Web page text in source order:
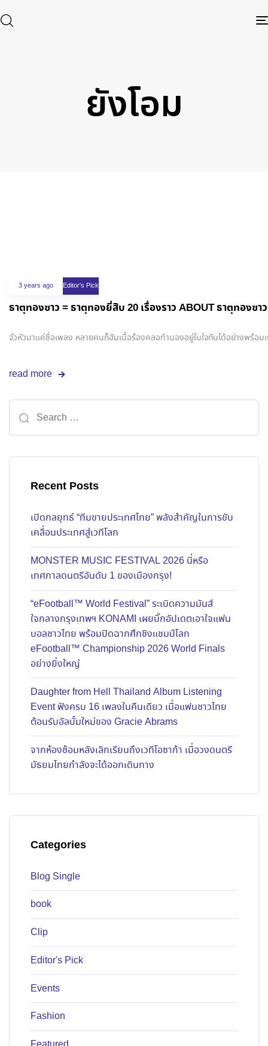
ยังโอม
3 years ago Editor's Pick
ธาตุทองซาว = ธาตุทองยี่สิบ 20 เรื่องราว ABOUT ธาตุทองซา
จั่วหัวมาแค่ชื่อเพลง หลายคนก็ฮัมเนื้อร้องคลอทำนองอยู่ในใจกันได้อย่างพร้อ
read more
Recent Posts
เปิดกลยุทธ์ “ทีมขายประเทศไทย” พลังสำคัญในการขับ
เคลื่อนประเทศสู่เวทีโลก
MONSTER MUSIC FESTIVAL 2026 นี่หรือ
เทศกาลดนตรีอันดับ 1 ของเมืองกรุง!
“eFootball™ World Festival” ระเบิดความมันส์
ใจกลางกรุงเทพฯ KONAMI เผยบิ๊กอัปเดตเอาใจแฟน
บอลชาวไทย พร้อมปิดฉากศึกชิงแชมป์โลก
eFootball™ Championship 2026 World Finals
อย่างยิ่งใหญ่
Daughter from Hell Thailand Album Listening
Event ฟังครบ 16 เพลงในคืนเดียว เมื่อแฟนชาวไทย
ต้อนรับอัลบั้มใหม่ของ Gracie Abrams
จากห้องซ้อมหลังเลิกเรียนถึงเวทีโอซาก้า เมื่อวงดนตรี
มัธยมไทยกำลังจะได้ออกเดินทาง
Categories
Blog Single
book
Clip
Editor's Pick
Events
Fashion